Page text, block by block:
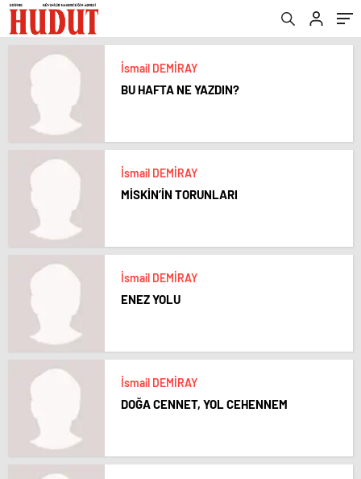
İsmail DEMİRAY
BU HAFTA NE YAZDIN?
İsmail DEMİRAY
MİSKİN’İN TORUNLARI
İsmail DEMİRAY
ENEZ YOLU
İsmail DEMİRAY
DOĞA CENNET, YOL CEHENNEM